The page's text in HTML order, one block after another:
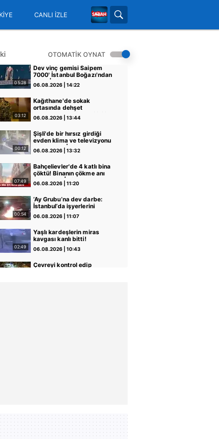
CANLI İZLE
OTOMATİK OYNAT
05:28
Dev vinç gemisi Saipem
7000' İstanbul Boğazı'ndan
geçti | Video
06.08.2026 | 14:22
03:12
Kağıthane'de sokak
ortasında dehşet
kamerada: Eski sevgilisi ile
erkek arkadaşını silahla
06.08.2026 | 13:44
00:12
Şişli'de bir hırsız girdiği
evden klima ve televizyonu
böyle çaldı | Video
06.08.2026 | 13:32
07:49
Bahçelievler'de 4 katlı bina
çöktü! Binanın çökme anı
kamerada | Video
06.08.2026 | 11:20
00:54
‘Ay Grubu’na dev darbe:
İstanbul’da işyerlerini
hedef almışlardı!
Kurşunlama, kundaklama…
06.08.2026 | 11:07
02:49
Yaşlı kardeşlerin miras
kavgası kanlı bitti!
Ağabeyine kurşun
yağdırdığı anlar kamerada
06.08.2026 | 10:43
Çevreyi kontrol edip
ekiplerini çileden çıkardı |
Video
Kayseri'deki cinayet
şüphelilerine İHA destekli